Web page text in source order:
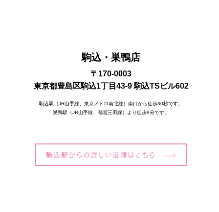
駒込・巣鴨店
〒170-0003
東京都豊島区駒込1丁目43-9 駒込TSビル602
駒込駅（JR山手線、東京メトロ南北線）南口から徒歩30秒です。
巣鴨駅（JR山手線、都営三田線）より徒歩9分です。